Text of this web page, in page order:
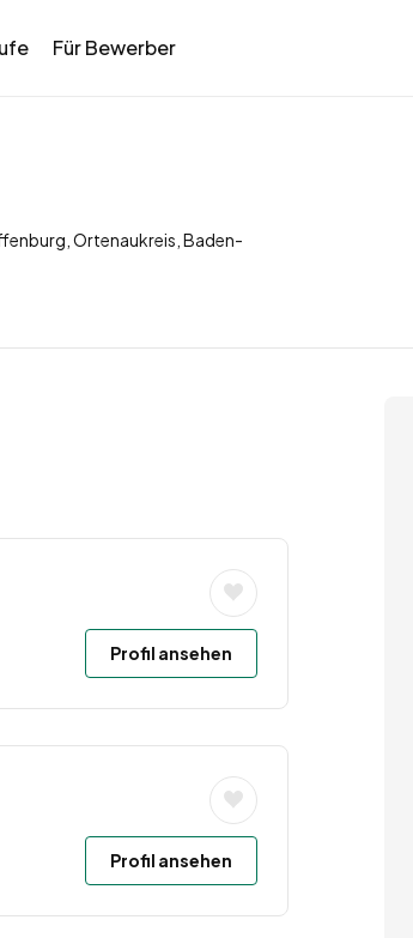
Für Bewerber
Ortenaukreis, Baden-
Profil ansehen
Profil ansehen